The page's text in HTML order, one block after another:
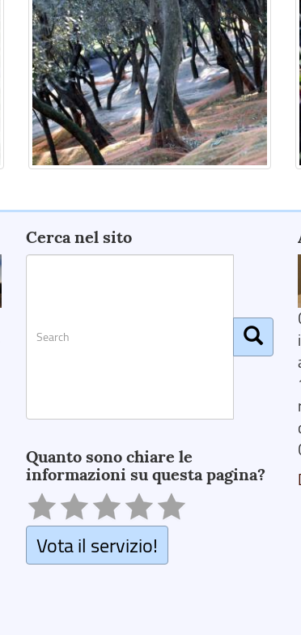
Cerca nel sito
Quanto sono chiare le
informazioni su questa pagina?
Vota il servizio!